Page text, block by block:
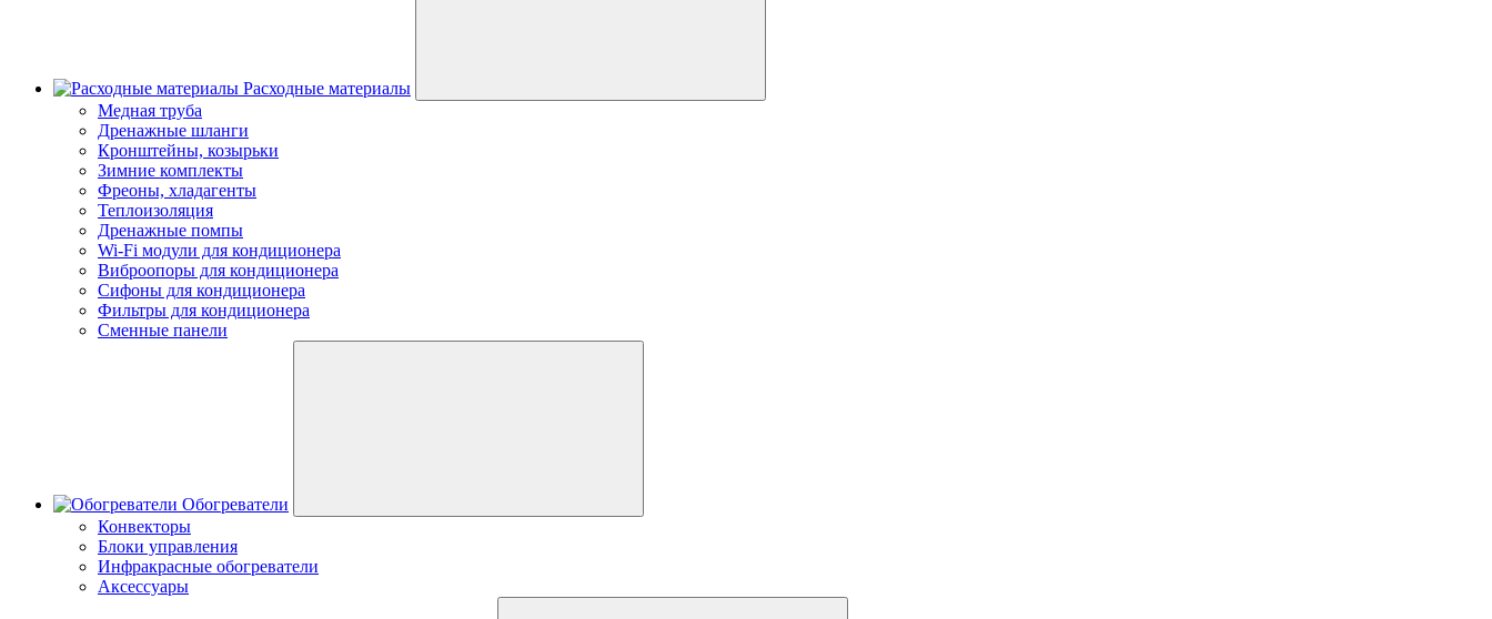
Расходные материалы
Медная труба
Дренажные шланги
Кронштейны, козырьки
Зимние комплекты
Фреоны, хладагенты
Теплоизоляция
Дренажные помпы
Wi-Fi модули для кондиционера
Виброопоры для кондиционера
Сифоны для кондиционера
Фильтры для кондиционера
Сменные панели
Обогреватели
Конвекторы
Блоки управления
Инфракрасные обогреватели
Аксессуары